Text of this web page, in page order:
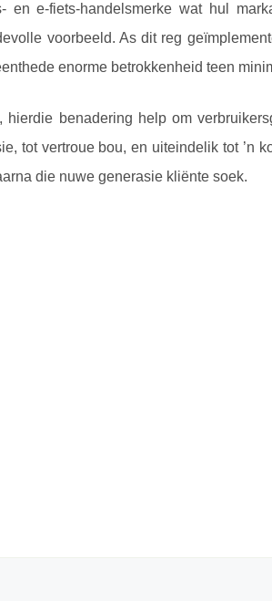
en e-fiets-handelsmerke wat hul
voorbeeld. As dit reg
enorme betrokkenheid teen
hierdie benadering help om
tot vertroue bou, en uiteindelik tot ’n
die nuwe generasie kliënte soek.